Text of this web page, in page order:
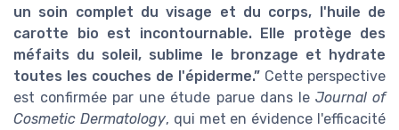
un soin complet du visage et du corps, l'huile de
carotte bio est incontournable. Elle protège des
méfaits du soleil, sublime le bronzage et hydrate
toutes les couches de l'épiderme.” Cette perspective
est confirmée par une étude parue dans le Journal of
Cosmetic Dermatology, qui met en évidence l'efficacité